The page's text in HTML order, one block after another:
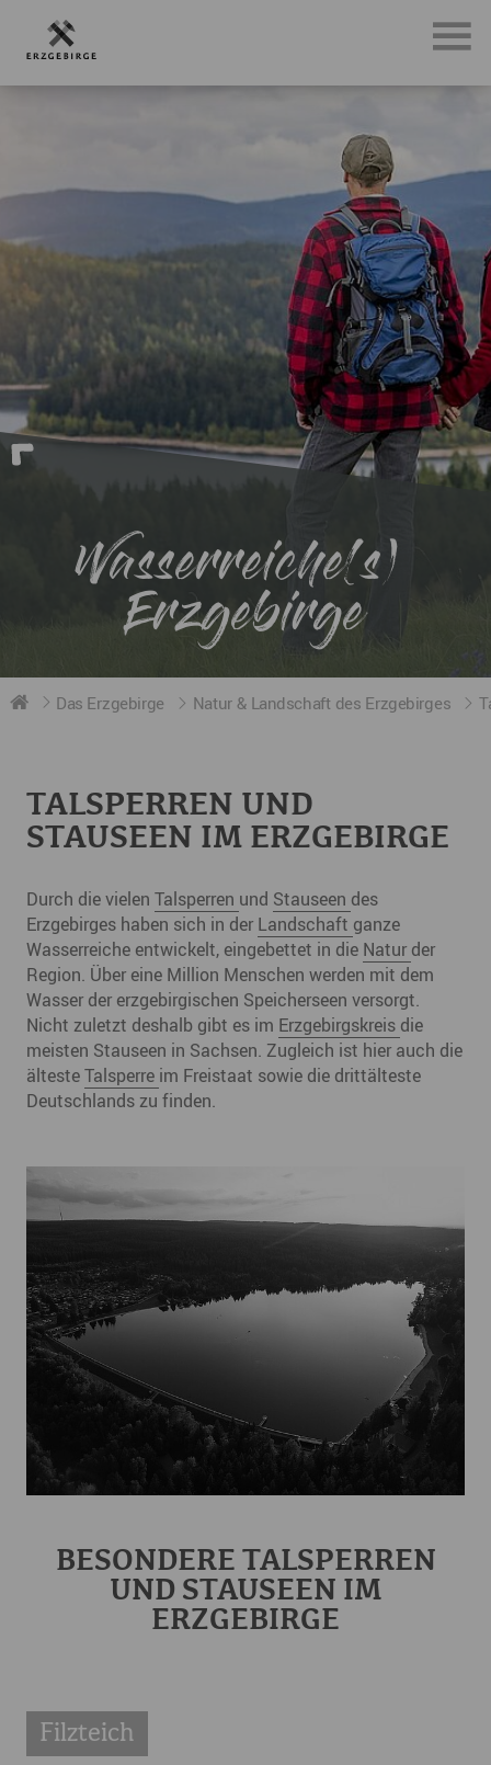
Wasserreiche(s)
Erzgebirge
Das Erzgebirge Natur & Landschaft des Erzgebirges
TALSPERREN UND
STAUSEEN IM ERZGEBIRGE
Durch die vielen Talsperren und Stauseen des
Erzgebirges haben sich in der Landschaft ganze
Wasserreiche entwickelt, eingebettet in die Natur der
Region. Über eine Million Menschen werden mit dem
Wasser der erzgebirgischen Speicherseen versorgt.
Nicht zuletzt deshalb gibt es im Erzgebirgskreis die
meisten Stauseen in Sachsen. Zugleich ist hier auch die
ältesteTalsperre im Freistaat sowie die drittälteste
Deutschlands zu finden.
BESONDERE TALSPERREN
UND STAUSEEN IM
ERZGEBIRGE
Filzteich